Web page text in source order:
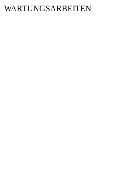
WARTUNGSARBEITEN